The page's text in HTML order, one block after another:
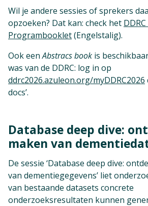
Wil je andere sessies of sprekers
opzoeken? Dat kan: check het
Programbooklet(Engelstalig).
Ook eenAbstracs book is
was van de DDRC: log in op
ddrc2026.azuleon.org/myDDRC2026
docs’.
Database deep dive:
maken van
De sessie ‘Database deep dive:
van dementiegegevens’ liet
van bestaande datasets concrete
onderzoeksresultaten kunnen